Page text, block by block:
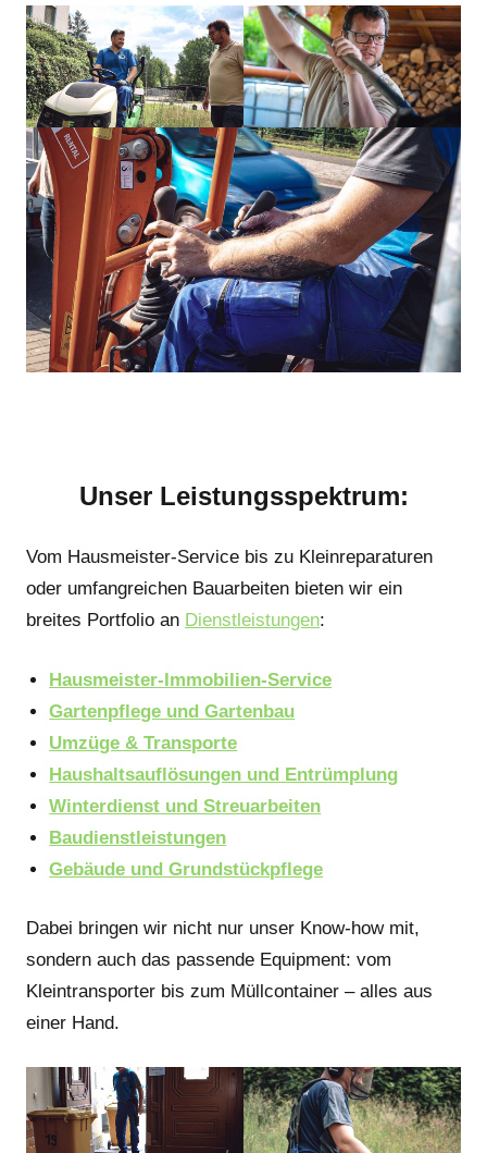
Unser Leistungsspektrum:
Vom Hausmeister-Service bis zu Kleinreparaturen
oder umfangreichen Bauarbeiten bieten wir ein
breites Portfolio an Dienstleistungen:
Hausmeister-Immobilien-Service
Gartenpflege und Gartenbau
Umzüge & Transporte
Haushaltsauflösungen und Entrümplung
Winterdienst und Streuarbeiten
Baudienstleistungen
Gebäude und Grundstückpflege
Dabei bringen wir nicht nur unser Know-how mit,
sondern auch das passende Equipment: vom
Kleintransporter bis zum Müllcontainer – alles aus
einer Hand.